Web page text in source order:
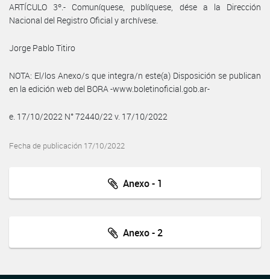
ARTÍCULO 3º.- Comuníquese, publíquese, dése a la Dirección
Nacional del Registro Oficial y archívese.
Jorge Pablo Titiro
NOTA: El/los Anexo/s que integra/n este(a) Disposición se publican
en la edición web del BORA -www.boletinoficial.gob.ar-
e. 17/10/2022 N° 72440/22 v. 17/10/2022
Fecha de publicación 17/10/2022
Anexo - 1
Anexo - 2